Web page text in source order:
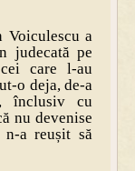
Voiculescu a
judecată pe
care l-au
o deja, de-a
înclusiv cu
nu devenise
n-a reușit să